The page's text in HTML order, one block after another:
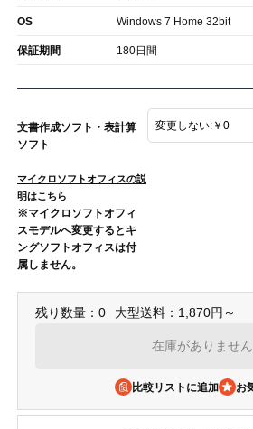
OS Windows 7 Home 32bit
保証期間 180日間
文書作成ソフト・表計算
ソフト
マイクロソフトオフィスの説
明はこちら
※マイクロソフトオフィ
スモデルへ変更するとキ
ングソフトオフィスは付
属しません。
残り数量：0 大型送料：1,870円～
在庫がありません
比較リストに追加